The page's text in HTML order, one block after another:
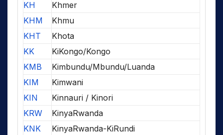
KH
Khmer
KHM
Khmu
KHT
Khota
KK
KiKongo/Kongo
KMB
Kimbundu/Mbundu/Luanda
KIM
Kimwani
KIN
Kinnauri / Kinori
KRW
KinyaRwanda
KNK
KinyaRwanda-KiRundi